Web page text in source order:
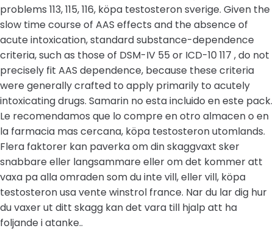
problems 113, 115, 116, köpa testosteron sverige. Given the
slow time course of AAS effects and the absence of
acute intoxication, standard substance-dependence
criteria, such as those of DSM-IV 55 or ICD-10 117 , do not
precisely fit AAS dependence, because these criteria
were generally crafted to apply primarily to acutely
intoxicating drugs. Samarin no esta incluido en este pack.
Le recomendamos que lo compre en otro almacen o en
la farmacia mas cercana, köpa testosteron utomlands.
Flera faktorer kan paverka om din skaggvaxt sker
snabbare eller langsammare eller om det kommer att
vaxa pa alla omraden som du inte vill, eller vill, köpa
testosteron usa vente winstrol france. Nar du lar dig hur
du vaxer ut ditt skagg kan det vara till hjalp att ha
foljande i atanke..